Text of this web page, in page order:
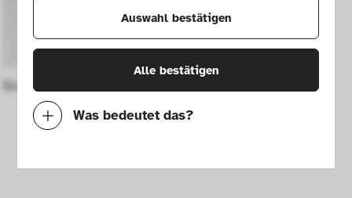
Auswahl bestätigen
Alle bestätigen
Was bedeutet das?
Mit diesen Cookies können wir durch
Schlitten S 333